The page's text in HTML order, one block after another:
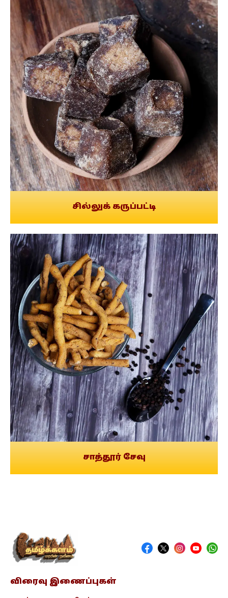
சில்லுக் கருப்பட்டி
சாத்தூர் சேவு
விரைவு இணைப்புகள்